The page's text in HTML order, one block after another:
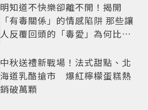
明知道不快樂卻離不開！揭開
「有毒關係」的情感陷阱 那些讓
人反覆回頭的「毒愛」為何比菸
中秋送禮新戰場！法式甜點、北
海道乳酪搶市 爆紅檸檬蛋糕熱
銷破萬顆